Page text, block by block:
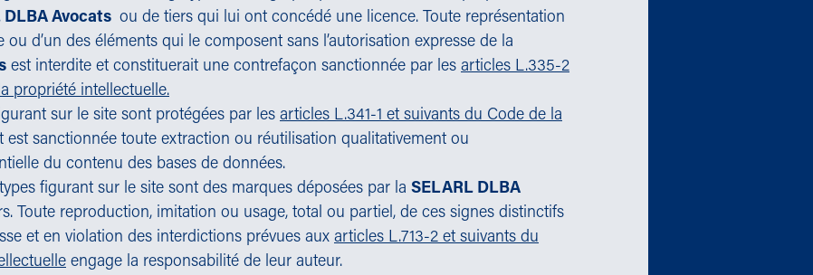
DLBA Avocats ou de tiers qui lui ont concédé une licence. Toute représentation
d’un des éléments qui le composent sans l’autorisation expresse de la
est interdite et constituerait une contrefaçon sanctionnée par les articles L.335-2
propriété intellectuelle.
sur le site sont protégées par les articles L.341-1 et suivants du Code de la
est sanctionnée toute extraction ou réutilisation qualitativement ou
du contenu des bases de données.
figurant sur le site sont des marques déposées par la SELARL DLBA
Toute reproduction, imitation ou usage, total ou partiel, de ces signes distinctifs
et en violation des interdictions prévues aux articles L.713-2 et suivants du
engage la responsabilité de leur auteur.